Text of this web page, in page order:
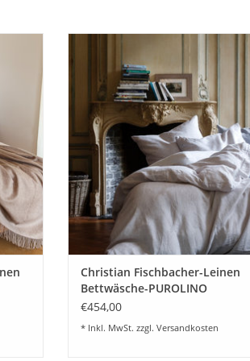
vor
der Kollektion 2021. Ein edles
total angesagt und vor allem
den Sommermonaten.
ZUM WARENKORB HINZUFÜGEN
Christian Fischbacher-Leinen
Bettwäsche-PUROLINO
€454,00
* Inkl. MwSt. zzgl. Versandkosten